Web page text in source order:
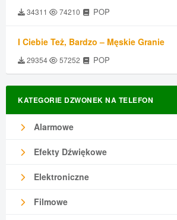
34311 74210 POP
I Ciebie Też, Bardzo – Męskie Granie
29354 57252 POP
KATEGORIE DZWONEK NA TELEFON
Alarmowe
Efekty Dźwiękowe
Elektroniczne
Filmowe